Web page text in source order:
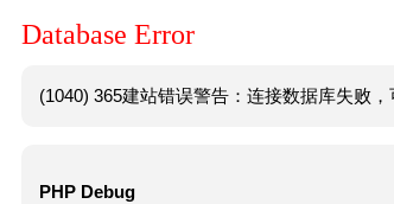
Database Error
(1040) 365建站错误警告：连接数据库失败
PHP Debug